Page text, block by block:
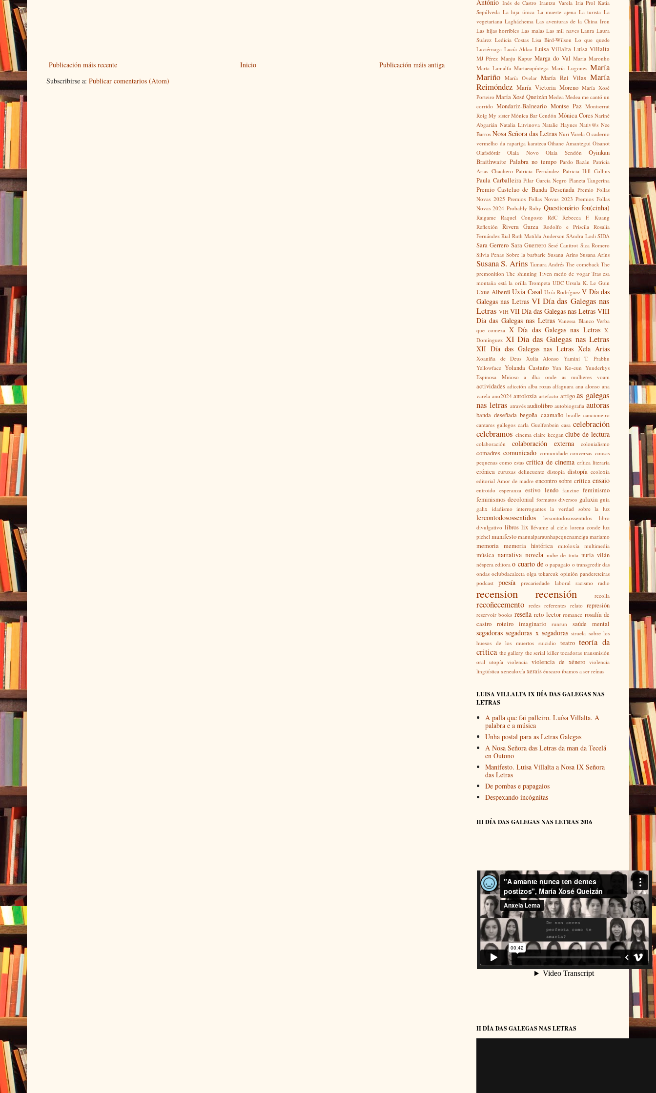
Publicación máis recente Publicación máis antiga
Inicio
Subscribirse a: Publicar comentarios (Atom)
António Inés de Castro Irantzu Varela Iria Prol Katia
Sepúlveda La hija única La muerte ajena La turista La
vegetariana Lagháchema Las aventuras de la China Iron
Las hijas horribles Las malas Las mil naves Laura Laura
Suárez Ledicia Costas Lisa Bird-Wilson Lo que quede
Luciérnaga Lucía Aldao Luisa Villalta Luísa Villalta
MJ Pérez Manju Kapur Marga do Val Maria Maronho
Marta Lamalfa Martaeapíntega María Lugones María
Mariño María Ovelar María Rei Vilas María
Reimóndez María Victoria Moreno María Xosé
Porteiro María Xosé Queizán Medea Medea me cantó un
corrido Mondariz-Balneario Montse Paz Montserrat
Roig My sister Mónica Bar Cendón Mónica Cores Nariné
Abgarián Natalia Litvinova Natalie Haynes Nativ@s Nee
Barros Nosa Señora das Letras Nuri Varela O caderno
vermelho da rapariga karateca Oihane Amantegui Oisanot
Olafsdóttir
Olaia Novo Olaia Sendón
Oyinkan
Braithwaite Palabra no tempo Pardo Bazán Patricia
Arias Chachero Patricia Fernández Patricia Hill Collins
Paula Carballeira Pilar García Negro Planeta Tangerina
Premio Castelao de Banda Deseñada Premio Follas
Novas 2025 Premios Follas Novas 2023 Premios Follas
Novas 2024 Probably Ruby Questionário fou(cinha)
Raigame Raquel Congosto RdC
Rebecca F. Kuang
Reflexión
Rivera Garza Rodolfo e Priscila
Rosalía
Fernández Rial Ruth Matilda Anderson SAndra Lodi SIDA
Sara Gerrero Sara Guerrero Sesé Canitrot Sica Romero
Silvia Penas Sobre la barbarie Susana Arins Susana Aríns
Susana S. Arins Tamara Andrés The comeback The
premonition The shinning Tiven medo de vogar Tras esa
montaña está la orilla Trompeta UDC Ursula K. Le Guin
Uxue Alberdi Uxía Casal Uxía Rodríguez V Día das
Galegas nas Letras VI Día das Galegas nas
Letras VIH VII Día das Galegas nas Letras VIII
Día das Galegas nas Letras Vanessa Blanco Verba
que comeza X Día das Galegas nas Letras X.
Domínguez XI Día das Galegas nas Letras
XII Día das Galegas nas Letras Xela Arias
Xoaniña de Deus Xulia Alonso
Yamini T. Prabhu
Yellowface Yolanda Castaño Yun Ko-eun Yunderkys
Espinosa Miñoso
a ilha onde as mulheres voam
actividades adicción alba rozas alfaguara ana alonso ana
varela ano2024 antoloxía artefacto artigo as galegas
nas letras através audiolibro autobiografia autoras
banda deseñada begoña caamaño braille cancioneiro
cantares gallegos carla Guelfenbein casa celebración
celebramos cinema claire keegan clube de lectura
colaboración colaboración externa colonialismo
comadres comunicado comunidade conversas cousas
pequenas como estas crítica de cinema crítica literaria
crónica curuxas delincuente distopia distopía ecoloxía
editorial Amor de madre encontro sobre crítica ensaio
entroido esperanza estivo lendo fanzine feminismo
feminismos decolonial formatos diversos galaxia guía
galix
idadismo interrogantes la verdad sobre la luz
lercontodosossentidos lersontodosossentidos
libro
divulgativo libros lix llévame al cielo lorena conde luz
pichel manifesto manualparaunhapequenameiga mariamo
memoria memoria histórica mitoloxía multimedia
música narrativa novela nube de tinta nuria vilán
néspera editora o cuarto de o papagaio o transgredir das
ondas oclubdacalceta olga tokarcuk opinión pandereteiras
podcast
poesía precariedade laboral racismo radio
recension recensión recolla
recoñecemento redes referentes relato represión
reservoir books reseña reto lector romance rosalía de
castro
roteiro imaginario runrun saúde mental
segadoras segadoras x segadoras siruela sobre los
huesos de los muertos suicidio teatro teoría da
critica the gallery the serial killer tocadoras transmisión
oral utopía violencia violencia de xénero violencia
lingüística xenealoxía xerais éuscaro íbamos a ser reínas
LUISA VILLALTA IX DÍA DAS GALEGAS NAS
LETRAS
A palla que fai palleiro. Luísa Villalta. A
palabra e a música
Unha postal para as Letras Galegas
A Nosa Señora das Letras da man da Tecelá
en Outono
Manifesto. Luisa Villalta a Nosa IX Señora
das Letras
De pombas e papagaios
Despexando incógnitas
III DÍA DAS GALEGAS NAS LETRAS 2016
II DÍA DAS GALEGAS NAS LETRAS